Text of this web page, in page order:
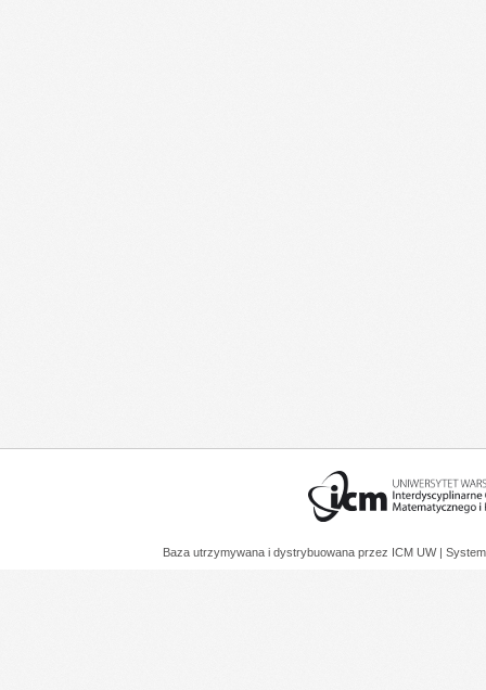
Baza utrzymywana i dystrybuowana przez ICM UW |